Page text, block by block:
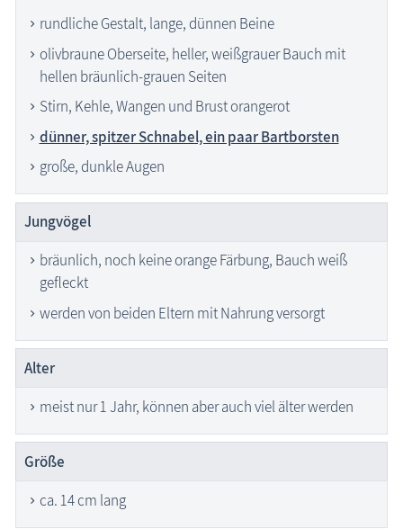
rundliche Gestalt, lange, dünnen Beine
olivbraune Oberseite, heller, weißgrauer Bauch mit
hellen bräunlich-grauen Seiten
Stirn, Kehle, Wangen und Brust orangerot
dünner, spitzer Schnabel, ein paar Bartborsten
große, dunkle Augen
Jungvögel
bräunlich, noch keine orange Färbung, Bauch weiß
gefleckt
werden von beiden Eltern mit Nahrung versorgt
Alter
meist nur 1 Jahr, können aber auch viel älter werden
Größe
ca. 14 cm lang